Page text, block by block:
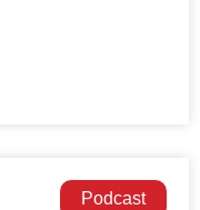
Podcast